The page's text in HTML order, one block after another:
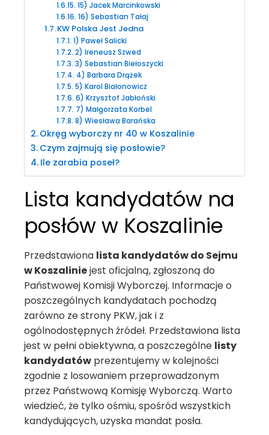
15) Jacek Marcinkowski
16) Sebastian Tałaj
KW Polska Jest Jedna
1) Paweł Salicki
2) Ireneusz Szwed
3) Sebastian Biełoszycki
4) Barbara Drążek
5) Karol Białonowicz
6) Krzysztof Jabłoński
7) Małgorzata Korbel
8) Wiesława Barańska
Okręg wyborczy nr 40 w Koszalinie
Czym zajmują się posłowie?
Ile zarabia poseł?
Lista kandydatów na
posłów w Koszalinie
Przedstawiona lista kandydatów do Sejmu
w Koszaliniejest oficjalną, zgłoszoną do
Państwowej Komisji Wyborczej. Informacje o
poszczególnych kandydatach pochodzą
zarówno ze strony PKW, jak i z
ogólnodostępnych źródeł. Przedstawiona lista
jest w pełni obiektywna, a poszczególne listy
kandydatów prezentujemy w kolejności
zgodnie z losowaniem przeprowadzonym
przez Państwową Komisję Wyborczą. Warto
wiedzieć, że tylko ośmiu, spośród wszystkich
kandydujących, uzyska mandat posła.